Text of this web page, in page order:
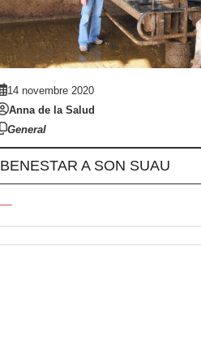
14 novembre 2020
Anna de la Salud
General
BENESTAR A SON SUAU